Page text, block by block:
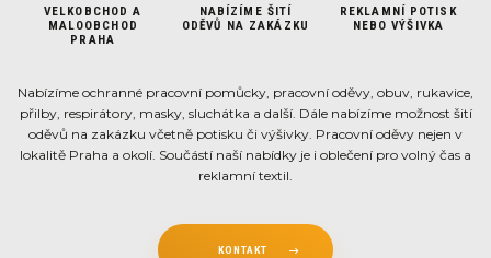
VELKOBCHOD A
MALOOBCHOD
PRAHA
NABÍZÍME ŠITÍ
ODĚVŮ NA ZAKÁZKU
REKLAMNÍ POTISK
NEBO VÝŠIVKA
Nabízíme ochranné pracovní pomůcky, pracovní oděvy, obuv, rukavice,
přilby, respirátory, masky, sluchátka a další. Dále nabízíme možnost šití
oděvů na zakázku včetně potisku či výšivky. Pracovní oděvy nejen v
lokalitě Praha a okolí. Součástí naší nabídky je i oblečení pro volný čas a
reklamní textil.
KONTAKT